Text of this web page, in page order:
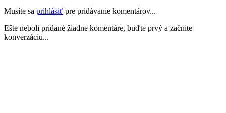
Musíte sa prihlásiť pre pridávanie komentárov...
Ešte neboli pridané žiadne komentáre, buďte prvý a začnite
konverzáciu...